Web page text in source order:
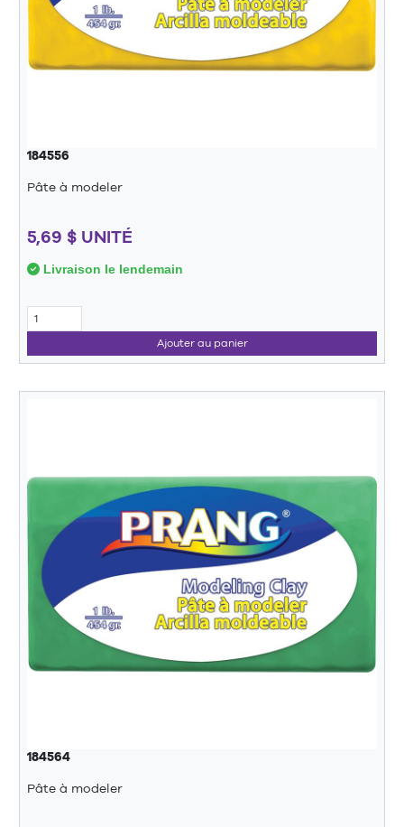
184556
Pâte à modeler
5,69 $ UNITÉ
Livraison le lendemain
Ajouter au panier
184564
Pâte à modeler